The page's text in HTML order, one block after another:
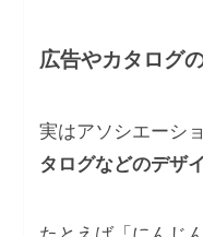
広告やカタログ
実はアソシエーシ
タログなどのデザ